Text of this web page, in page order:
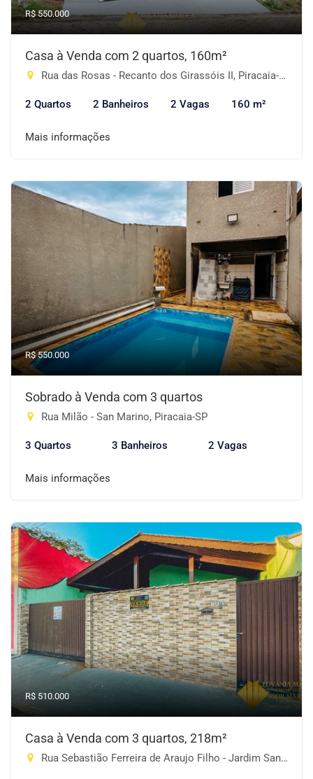
R$ 550.000
Casa à Venda com 2 quartos, 160m²
Rua das Rosas - Recanto dos Girassóis II, Piracaia-SP
2 Quartos 2 Banheiros 2 Vagas 160 m²
Mais informações
R$ 550.000
Sobrado à Venda com 3 quartos
Rua Milão - San Marino, Piracaia-SP
3 Quartos 3 Banheiros 2 Vagas
Mais informações
R$ 510.000
Casa à Venda com 3 quartos, 218m²
Rua Sebastião Ferreira de Araujo Filho - Jardim Santo Afonso, Piracaia-SP